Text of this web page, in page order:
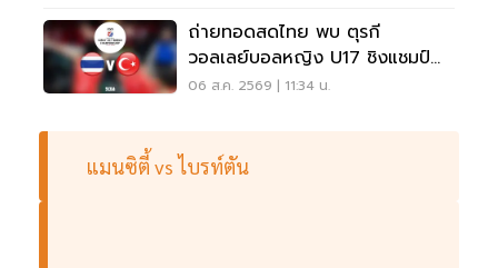
ถ่ายทอดสดไทย พบ ตุรกี
วอลเลย์บอลหญิง U17 ชิงแชมป์
โลก 2026 ตีสี่ 7 ส.ค. 69
06 ส.ค. 2569 | 11:34 น.
แมนซิตี้ vs ไบรท์ตัน